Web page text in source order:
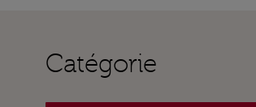
Catégorie